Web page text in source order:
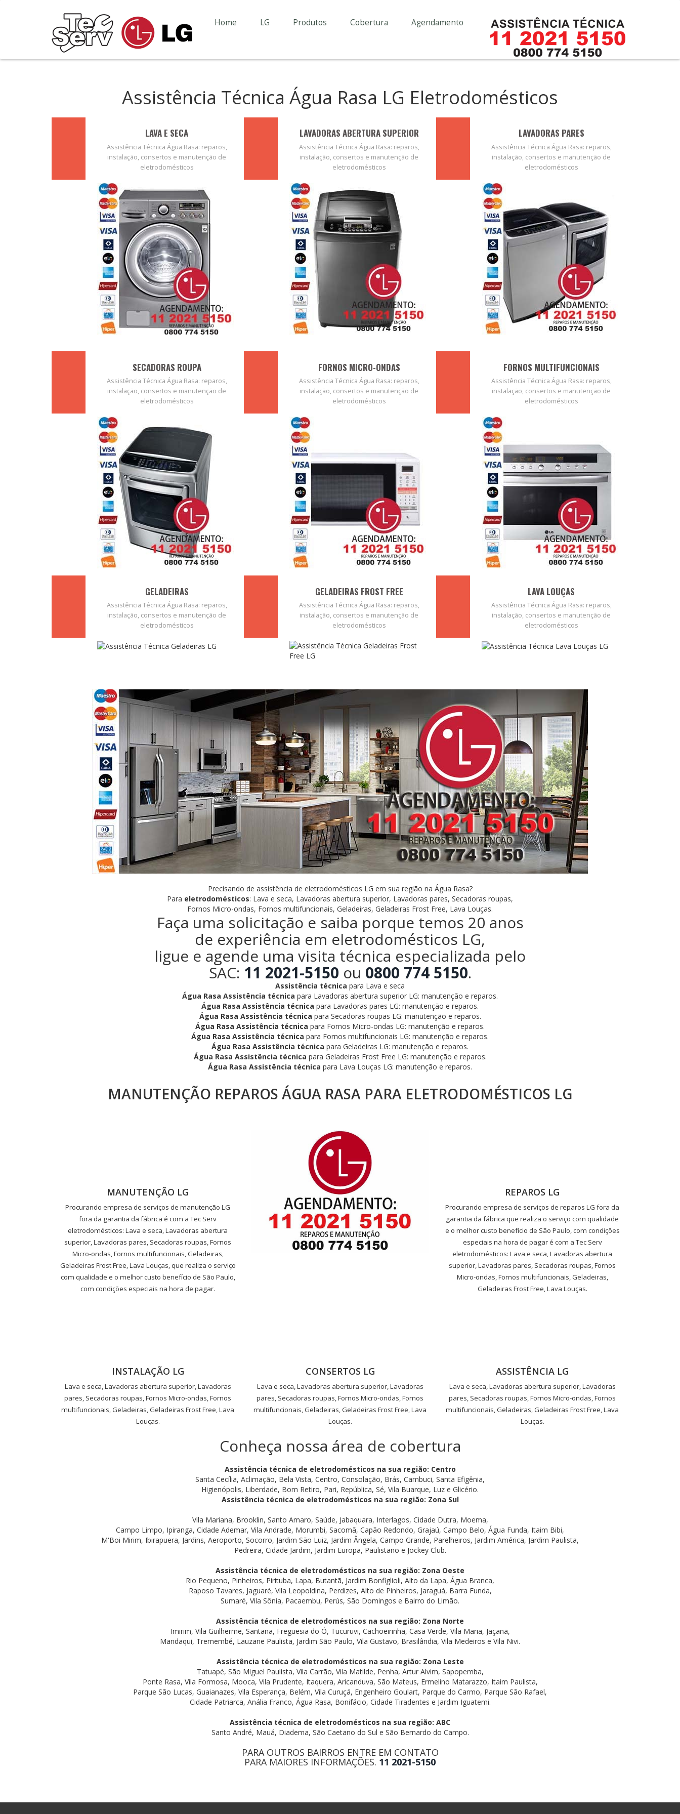
Home LG Produtos Cobertura Agendamento
Assistência Técnica Água Rasa LG Eletrodomésticos
LAVA E SECA
Assistência Técnica Água Rasa: reparos,
instalação, consertos e manutenção de
eletrodomésticos
LAVADORAS ABERTURA SUPERIOR
Assistência Técnica Água Rasa: reparos,
instalação, consertos e manutenção de
eletrodomésticos
LAVADORAS PARES
Assistência Técnica Água Rasa: reparos,
instalação, consertos e manutenção de
eletrodomésticos
SECADORAS ROUPA
Assistência Técnica Água Rasa: reparos,
instalação, consertos e manutenção de
eletrodomésticos
FORNOS MICRO-ONDAS
Assistência Técnica Água Rasa: reparos,
instalação, consertos e manutenção de
eletrodomésticos
FORNOS MULTIFUNCIONAIS
Assistência Técnica Água Rasa: reparos,
instalação, consertos e manutenção de
eletrodomésticos
GELADEIRAS
Assistência Técnica Água Rasa: reparos,
instalação, consertos e manutenção de
eletrodomésticos
GELADEIRAS FROST FREE
Assistência Técnica Água Rasa: reparos,
instalação, consertos e manutenção de
eletrodomésticos
LAVA LOUÇAS
Assistência Técnica Água Rasa: reparos,
instalação, consertos e manutenção de
eletrodomésticos
Precisando de assistência de eletrodomésticos LG em sua região na Água Rasa?
Para eletrodomésticos: Lava e seca, Lavadoras abertura superior, Lavadoras pares, Secadoras roupas,
Fornos Micro-ondas, Fornos multifuncionais, Geladeiras, Geladeiras Frost Free, Lava Louças.
Faça uma solicitação e saiba porque temos 20 anos
de experiência em eletrodomésticos LG,
ligue e agende uma visita técnica especializada pelo
SAC: 11 2021-5150 ou 0800 774 5150.
Assistência técnica para Lava e seca
Água Rasa Assistência técnica para Lavadoras abertura superior LG: manutenção e reparos.
Água Rasa Assistência técnica para Lavadoras pares LG: manutenção e reparos.
Água Rasa Assistência técnica para Secadoras roupas LG: manutenção e reparos.
Água Rasa Assistência técnica para Fornos Micro-ondas LG: manutenção e reparos.
Água Rasa Assistência técnica para Fornos multifuncionais LG: manutenção e reparos.
Água Rasa Assistência técnica para Geladeiras LG: manutenção e reparos.
Água Rasa Assistência técnica para Geladeiras Frost Free LG: manutenção e reparos.
Água Rasa Assistência técnica para Lava Louças LG: manutenção e reparos.
MANUTENÇÃO REPAROS ÁGUA RASA PARA ELETRODOMÉSTICOS LG
MANUTENÇÃO LG
Procurando empresa de serviços de manutenção LG
fora da garantia da fábrica é com a Tec Serv
eletrodomésticos: Lava e seca, Lavadoras abertura
superior, Lavadoras pares, Secadoras roupas, Fornos
Micro-ondas, Fornos multifuncionais, Geladeiras,
Geladeiras Frost Free, Lava Louças, que realiza o serviço
com qualidade e o melhor custo benefício de São Paulo,
com condições especiais na hora de pagar.
REPAROS LG
Procurando empresa de serviços de reparos LG fora da
garantia da fábrica que realiza o serviço com qualidade
e o melhor custo benefício de São Paulo, com condições
especiais na hora de pagar é com a Tec Serv
eletrodomésticos: Lava e seca, Lavadoras abertura
superior, Lavadoras pares, Secadoras roupas, Fornos
Micro-ondas, Fornos multifuncionais, Geladeiras,
Geladeiras Frost Free, Lava Louças.
INSTALAÇÃO LG
Lava e seca, Lavadoras abertura superior, Lavadoras
pares, Secadoras roupas, Fornos Micro-ondas, Fornos
multifuncionais, Geladeiras, Geladeiras Frost Free, Lava
Louças.
CONSERTOS LG
Lava e seca, Lavadoras abertura superior, Lavadoras
pares, Secadoras roupas, Fornos Micro-ondas, Fornos
multifuncionais, Geladeiras, Geladeiras Frost Free, Lava
Louças.
ASSISTÊNCIA LG
Lava e seca, Lavadoras abertura superior, Lavadoras
pares, Secadoras roupas, Fornos Micro-ondas, Fornos
multifuncionais, Geladeiras, Geladeiras Frost Free, Lava
Louças.
Conheça nossa área de cobertura
Assistência técnica de eletrodomésticos na sua região: Centro
Santa Cecília, Aclimação, Bela Vista, Centro, Consolação, Brás, Cambuci, Santa Efigênia,
Higienópolis, Liberdade, Bom Retiro, Pari, República, Sé, Vila Buarque, Luz e Glicério.
Assistência técnica de eletrodomésticos na sua região: Zona Sul
Vila Mariana, Brooklin, Santo Amaro, Saúde, Jabaquara, Interlagos, Cidade Dutra, Moema,
Campo Limpo, Ipiranga, Cidade Ademar, Vila Andrade, Morumbi, Sacomã, Capão Redondo, Grajaú, Campo Belo, Água Funda, Itaim Bibi,
M'Boi Mirim, Ibirapuera, Jardins, Aeroporto, Socorro, Jardim São Luiz, Jardim Ângela, Campo Grande, Parelheiros, Jardim América, Jardim Paulista,
Pedreira, Cidade Jardim, Jardim Europa, Paulistano e Jockey Club.
Assistência técnica de eletrodomésticos na sua região: Zona Oeste
Rio Pequeno, Pinheiros, Pirituba, Lapa, Butantã, Jardim Bonfiglioli, Alto da Lapa, Água Branca,
Raposo Tavares, Jaguaré, Vila Leopoldina, Perdizes, Alto de Pinheiros, Jaraguá, Barra Funda,
Sumaré, Vila Sônia, Pacaembu, Perús, São Domingos e Bairro do Limão.
Assistência técnica de eletrodomésticos na sua região: Zona Norte
Imirim, Vila Guilherme, Santana, Freguesia do Ó, Tucuruvi, Cachoeirinha, Casa Verde, Vila Maria, Jaçanã,
Mandaqui, Tremembé, Lauzane Paulista, Jardim São Paulo, Vila Gustavo, Brasilândia, Vila Medeiros e Vila Nivi.
Assistência técnica de eletrodomésticos na sua região: Zona Leste
Tatuapé, São Miguel Paulista, Vila Carrão, Vila Matilde, Penha, Artur Alvim, Sapopemba,
Ponte Rasa, Vila Formosa, Mooca, Vila Prudente, Itaquera, Aricanduva, São Mateus, Ermelino Matarazzo, Itaim Paulista,
Parque São Lucas, Guaianazes, Vila Esperança, Belém, Vila Curuçá, Engenheiro Goulart, Parque do Carmo, Parque São Rafael,
Cidade Patriarca, Anália Franco, Água Rasa, Bonifácio, Cidade Tiradentes e Jardim Iguatemi.
Assistência técnica de eletrodomésticos na sua região: ABC
Santo André, Mauá, Diadema, São Caetano do Sul e São Bernardo do Campo.
PARA OUTROS BAIRROS ENTRE EM CONTATO
PARA MAIORES INFORMAÇÕES. 11 2021-5150